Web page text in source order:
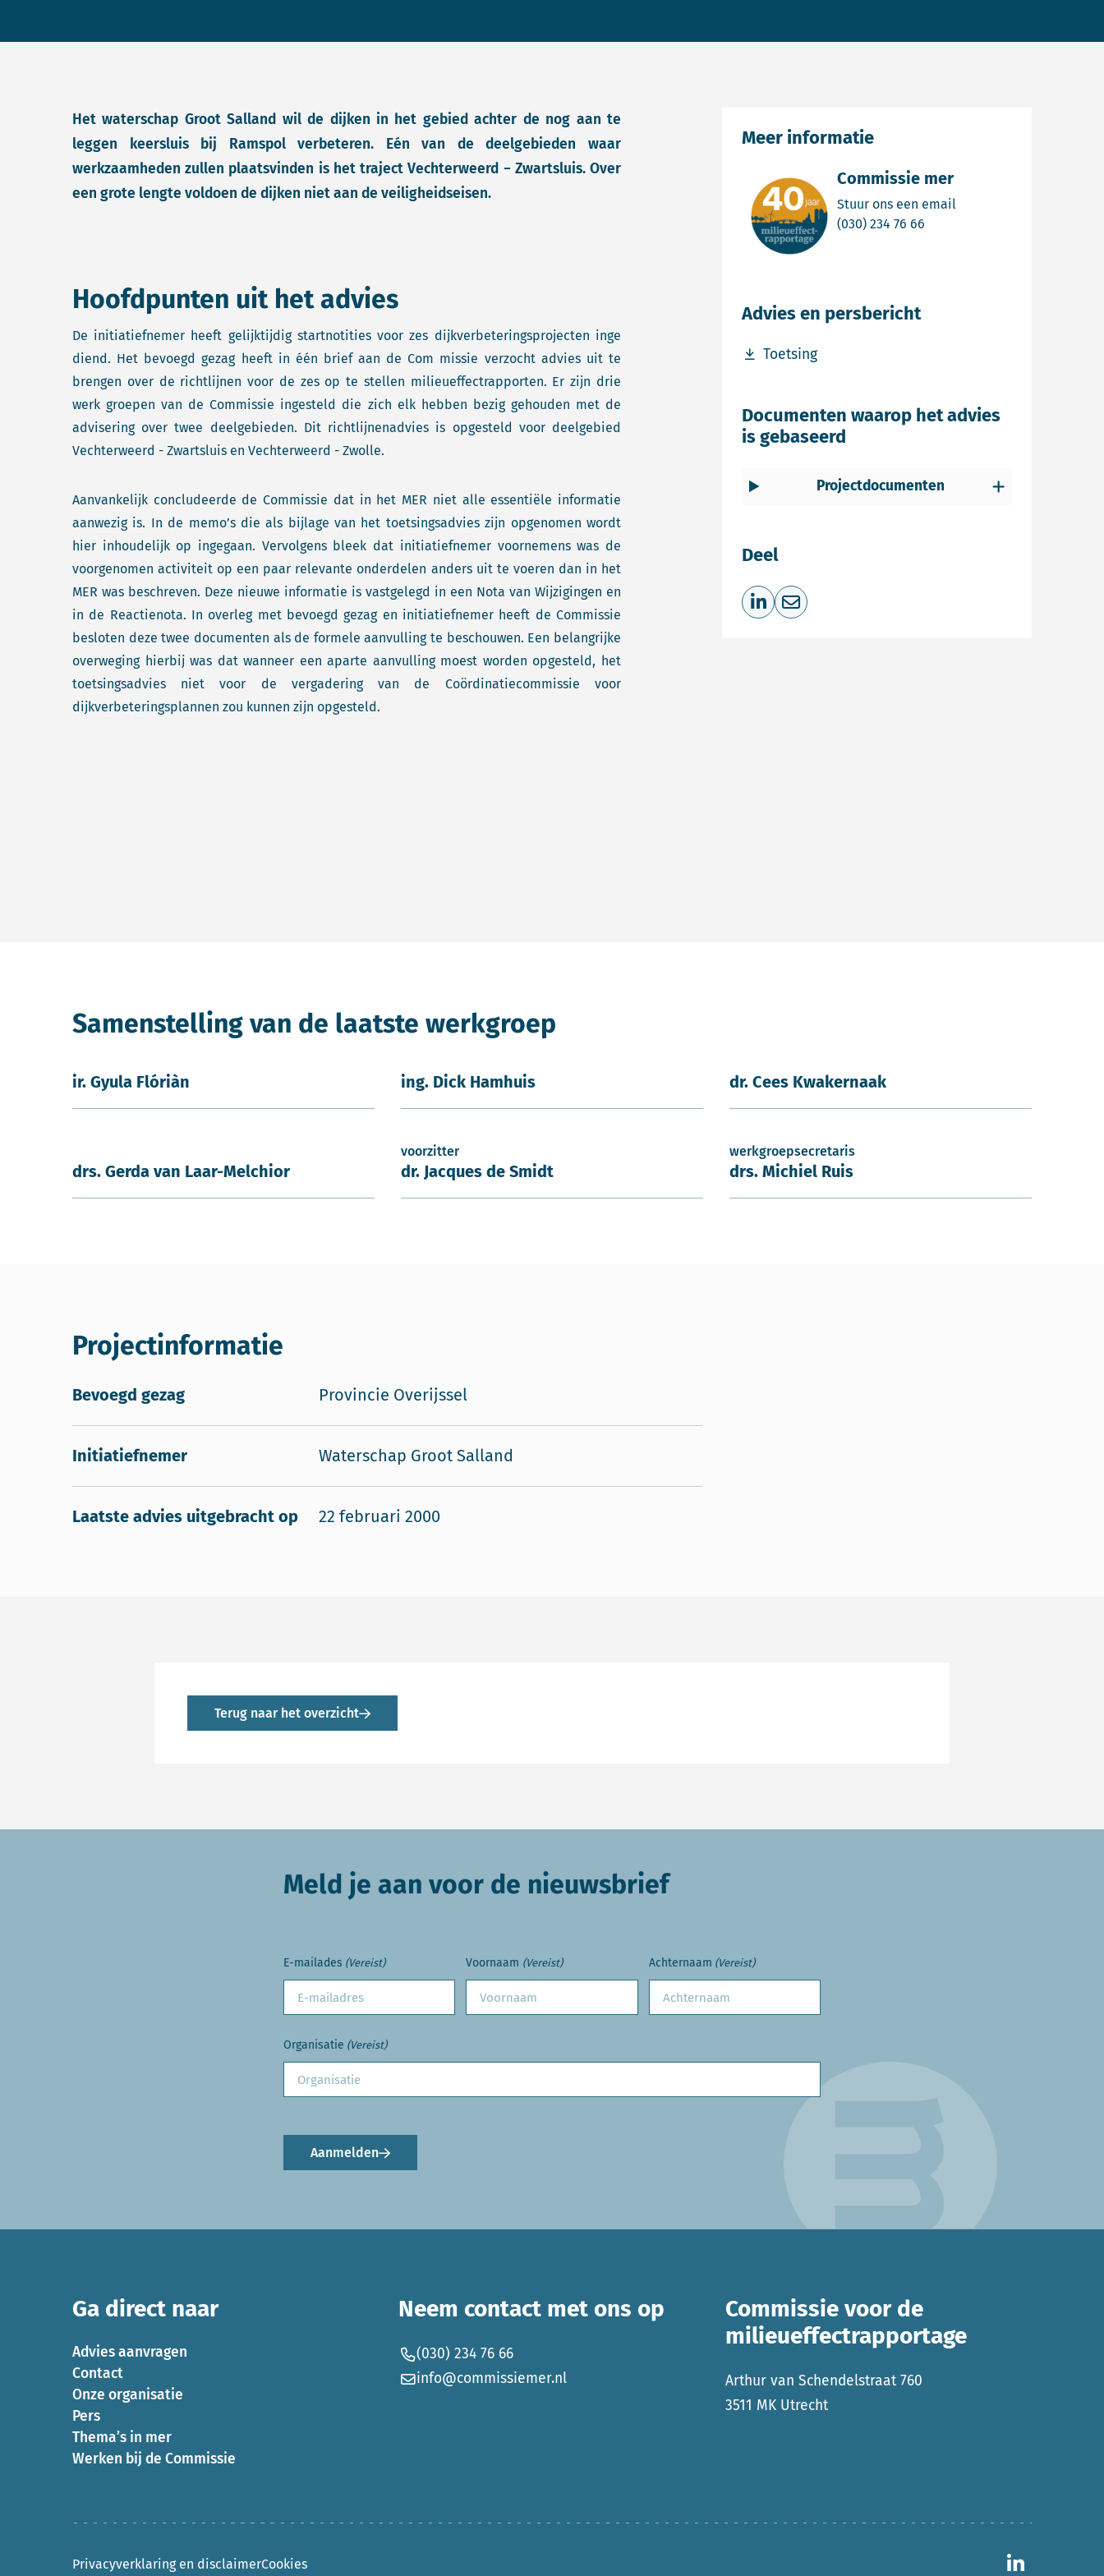
Het waterschap Groot Salland wil de dijken in het gebied achter de nog aan te
leggen keersluis bij Ramspol verbeteren. Eén van de deelgebieden waar
werkzaamheden zullen plaatsvinden is het traject Vechterweerd − Zwartsluis. Over
een grote lengte voldoen de dijken niet aan de veiligheidseisen.
Hoofdpunten uit het advies
De initiatiefnemer heeft gelijktijdig startnotities voor zes dijkverbeteringsprojecten inge
diend. Het bevoegd gezag heeft in één brief aan de Com missie verzocht advies uit te
brengen over de richtlijnen voor de zes op te stellen milieueffectrapporten. Er zijn drie
werk groepen van de Commissie ingesteld die zich elk hebben bezig gehouden met de
advisering over twee deelgebieden. Dit richtlijnenadvies is opgesteld voor deelgebied
Vechterweerd - Zwartsluis en Vechterweerd - Zwolle.
Aanvankelijk concludeerde de Commissie dat in het MER niet alle essentiële informatie
aanwezig is. In de memo’s die als bijlage van het toetsingsadvies zijn opgenomen wordt
hier inhoudelijk op ingegaan. Vervolgens bleek dat initiatiefnemer voornemens was de
voorgenomen activiteit op een paar relevante onderdelen anders uit te voeren dan in het
MER was beschreven. Deze nieuwe informatie is vastgelegd in een Nota van Wijzigingen en
in de Reactienota. In overleg met bevoegd gezag en initiatiefnemer heeft de Commissie
besloten deze twee documenten als de formele aanvulling te beschouwen. Een belangrijke
overweging hierbij was dat wanneer een aparte aanvulling moest worden opgesteld, het
toetsingsadvies niet voor de vergadering van de Coördinatiecommissie voor
dijkverbeteringsplannen zou kunnen zijn opgesteld.
Commissie mer
Stuur ons een email
(030) 234 76 66
Meer informatie
Advies en persbericht
Toetsing
Download bestand Toetsing
Documenten waarop het advies
is gebaseerd
Projectdocumenten
Deel
Deel op LinkedIn
Deel via e-mail
Samenstelling van de laatste werkgroep
ir. Gyula Flóriàn ing. Dick Hamhuis dr. Cees Kwakernaak
drs. Gerda van Laar-Melchior
voorzitter
dr. Jacques de Smidt
werkgroepsecretaris
drs. Michiel Ruis
Projectinformatie
Bevoegd gezag Provincie Overijssel
Initiatiefnemer Waterschap Groot Salland
Laatste advies uitgebracht op 22 februari 2000
Terug naar het overzicht
Meld je aan voor de nieuwsbrief
E-mailades (Vereist) Voornaam (Vereist) Achternaam (Vereist)
Organisatie (Vereist)
Aanmelden
Ga direct naar
Advies aanvragen
Contact
Onze organisatie
Pers
Thema’s in mer
Werken bij de Commissie
Neem contact met ons op
(030) 234 76 66
info@commissiemer.nl
Commissie voor de
milieueffectrapportage
Arthur van Schendelstraat 760
3511 MK Utrecht
Privacyverklaring en disclaimerCookies Ga naar